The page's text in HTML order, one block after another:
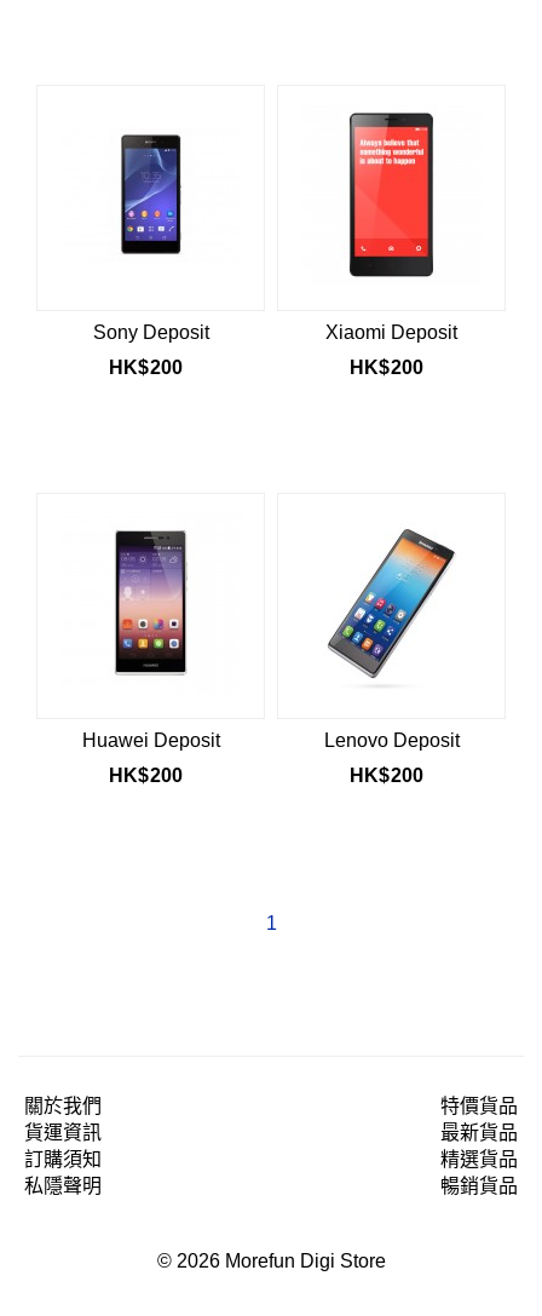
Sony Deposit
HK$200
Xiaomi Deposit
HK$200
Huawei Deposit
HK$200
Lenovo Deposit
HK$200
1
關於我們
貨運資訊
訂購須知
私隱聲明
特價貨品
最新貨品
精選貨品
暢銷貨品
© 2026 Morefun Digi Store